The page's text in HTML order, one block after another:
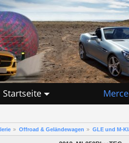
Startseite
Offroad & Geländewagen GLE und M-